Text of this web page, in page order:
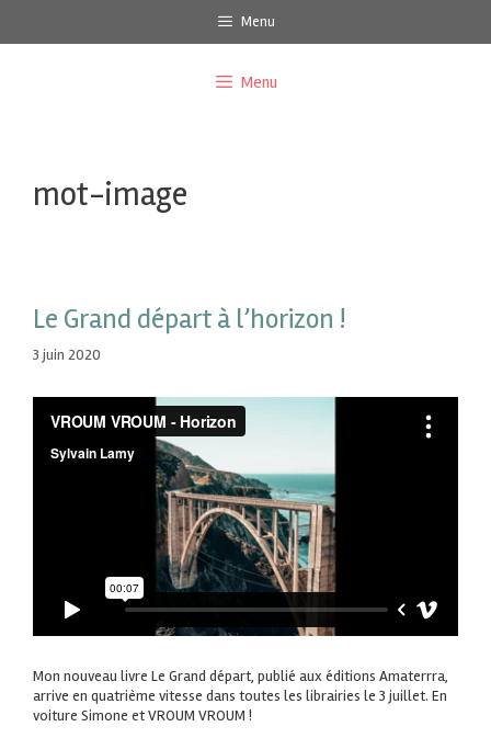
Menu
Menu
mot-image
Le Grand départ à l’horizon !
3 juin 2020
Mon nouveau livre Le Grand départ, publié aux éditions Amaterrra,
arrive en quatrième vitesse dans toutes les librairies le 3 juillet. En
voiture Simone et VROUM VROUM !